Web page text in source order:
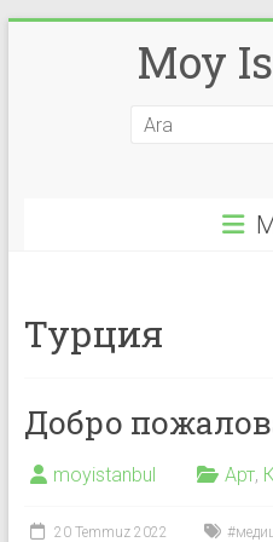
Moy
Турция
Добро
moyistanbul Арт,
20 Temmuz 2022